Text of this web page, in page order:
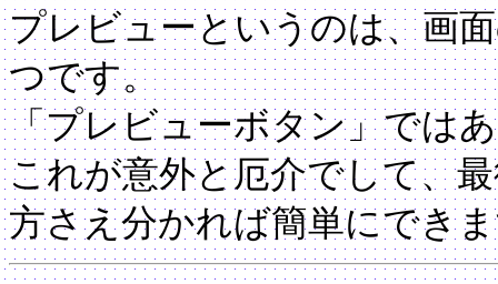
プレビューというのは、画
つです。
「プレビューボタン」では
これが意外と厄介でして、
方さえ分かれば簡単にでき